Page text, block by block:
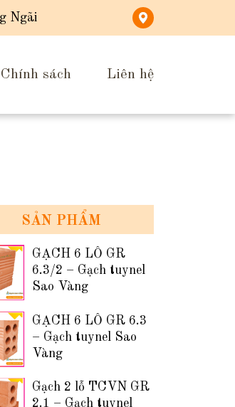
Ngãi
Chính sách Liên hệ
SẢN PHẨM
GẠCH 6 LỖ GR
6.3/2 – Gạch tuynel
Sao Vàng
GẠCH 6 LỖ GR 6.3
– Gạch tuynel Sao
Vàng
Gạch 2 lỗ TCVN GR
2.1 – Gạch tuynel